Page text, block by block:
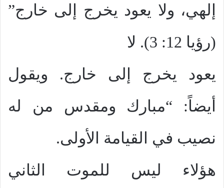
إلهي، ولا يعود يخرج إلى خارج”
(رؤيا 12: 3). لا
يعود يخرج إلى خارج. ويقول
أيضاً: “مبارك ومقدس من له
نصيب في القيامة الأولى.
هؤلاء ليس للموت الثاني